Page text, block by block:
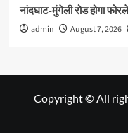
नांदघाट-मुंगेली रोड होगा
admin August 7, 2026
Copyright © All